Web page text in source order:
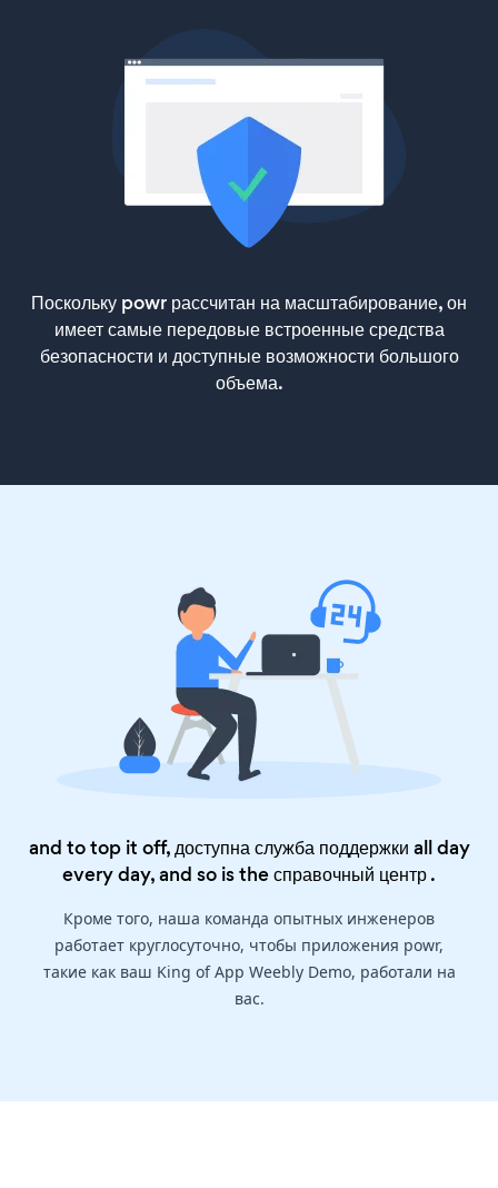
Поскольку powr рассчитан на масштабирование, он
имеет самые передовые встроенные средства
безопасности и доступные возможности большого
объема.
and to top it off, доступна служба поддержки all day
every day, and so is theсправочный центр.
Кроме того, наша команда опытных инженеров
работает круглосуточно, чтобы приложения powr,
такие как ваш King of App Weebly Demo, работали на
вас.